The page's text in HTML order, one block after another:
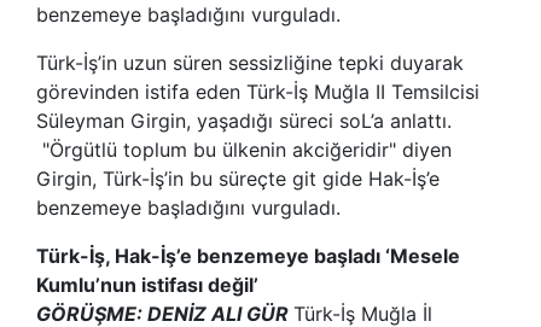
benzemeye başladığını vurguladı.
Türk-İş’in uzun süren sessizliğine tepki duyarak
görevinden istifa eden Türk-İş Muğla II Temsilcisi
Süleyman Girgin, yaşadığı süreci soL’a anlattı.
"Örgütlü toplum bu ülkenin akciğeridir" diyen
Girgin, Türk-İş’in bu süreçte git gide Hak-İş’e
benzemeye başladığını vurguladı.
Türk-İş, Hak-İş’e benzemeye başladı ‘Mesele
Kumlu’nun istifası değil’
GÖRÜŞME: DENİZ ALI GÜR Türk-İş Muğla İl